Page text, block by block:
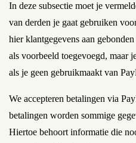
In deze subsectie moet je
van derden je gaat gebruiken
hier klantgegevens aan
als voorbeeld toegevoegd, maar
als je geen gebruikmaakt van
We accepteren betalingen via
betalingen worden sommige
Hiertoe behoort informatie die